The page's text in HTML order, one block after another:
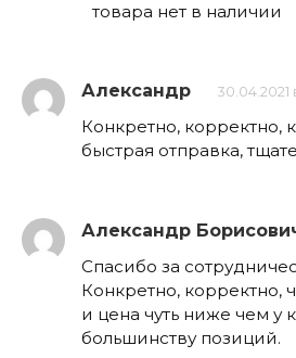
товара нет в наличии
Александр 30.04.2021
Конкретно, корректно,
быстрая отправка,
Александр
Спасибо за
Конкретно, корректно,
и цена чуть ниже чем у
большинству позиций.